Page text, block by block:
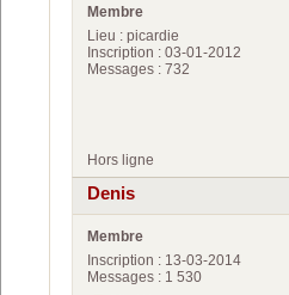
Membre
Lieu : picardie
Inscription : 03-01-2012
Messages : 732
Hors ligne
Denis
Membre
Inscription : 13-03-2014
Messages : 1 530